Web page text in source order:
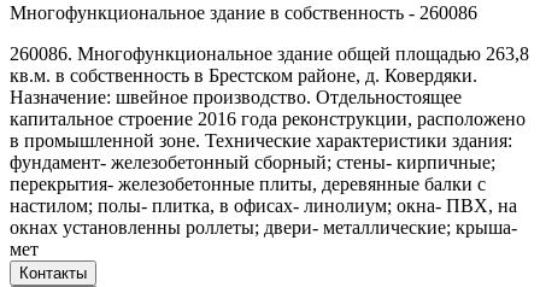
Многофункциональное здание в собственность - 260086
260086. Многофункциональное здание общей площадью 263,8
кв.м. в собственность в Брестском районе, д. Ковердяки.
Назначение: швейное производство. Отдельностоящее
капитальное строение 2016 года реконструкции, расположено
в промышленной зоне. Технические характеристики здания:
фундамент- железобетонный сборный; стены- кирпичные;
перекрытия- железобетонные плиты, деревянные балки с
настилом; полы- плитка, в офисах- линолиум; окна- ПВХ, на
окнах установленны роллеты; двери- металлические; крыша-
мет
Контакты